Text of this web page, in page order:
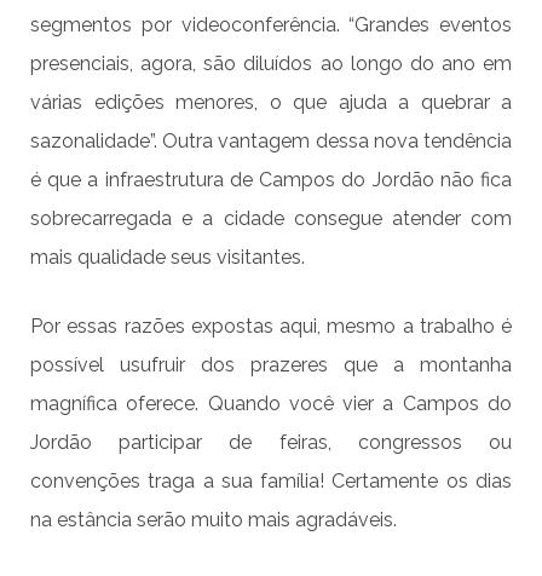
segmentos por videoconferência. “Grandes eventos
presenciais, agora, são diluídos ao longo do ano em
várias edições menores, o que ajuda a quebrar a
sazonalidade”. Outra vantagem dessa nova tendência
é que a infraestrutura de Campos do Jordão não fica
sobrecarregada e a cidade consegue atender com
mais qualidade seus visitantes.
Por essas razões expostas aqui, mesmo a trabalho é
possível usufruir dos prazeres que a montanha
magnífica oferece. Quando você vier a Campos do
Jordão participar de feiras, congressos ou
convenções traga a sua família! Certamente os dias
na estância serão muito mais agradáveis.